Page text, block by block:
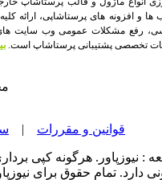
و افزونه های پرستاشاپی، ارائه
رفع مشکلات عمومی وب سایت
تخصصی پشتیبانی پرستاشاپ است.
قوانین و مقررات